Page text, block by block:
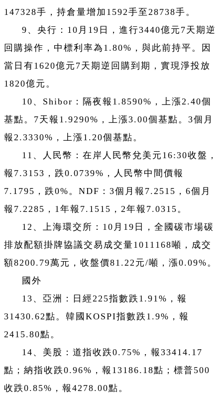
147328手，持倉量增加1592手至28738手。
9、央行：10月19日，進行3440億元7天期逆
回購操作，中標利率為1.80%，與此前持平。因
當日有1620億元7天期逆回購到期，實現淨投放
1820億元。
10、Shibor：隔夜報1.8590%，上漲2.40個
基點。7天報1.9290%，上漲3.00個基點。3個月
報2.3330%，上漲1.20個基點。
11、人民幣：在岸人民幣兌美元16:30收盤，
報7.3153，跌0.0739%，人民幣中間價報
7.1795，跌0%。NDF：3個月報7.2515，6個月
報7.2285，1年報7.1515，2年報7.0315。
12、上海環交所：10月19日，全國碳市場碳
排放配額掛牌協議交易成交量1011168噸，成交
額8200.79萬元，收盤價81.22元/噸，漲0.09%。
國外
13、亞洲：日經225指數跌1.91%，報
31430.62點。韓國KOSPI指數跌1.9%，報
2415.80點。
14、美股：道指收跌0.75%，報33414.17
點；納指收跌0.96%，報13186.18點；標普500
收跌0.85%，報4278.00點。